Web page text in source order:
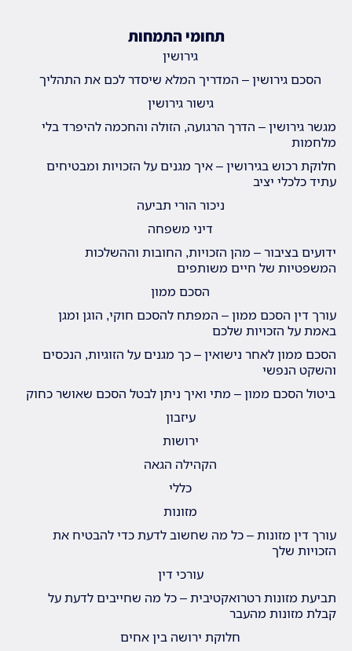
תחומי התמחות
גירושין
הסכם גירושין – המדריך המלא שיסדר לכם את התהליך
גישור גירושין
מגשר גירושין – הדרך הרגועה, הזולה והחכמה להיפרד בלי
מלחמות
חלוקת רכוש בגירושין – איך מגנים על הזכויות ומבטיחים
עתיד כלכלי יציב
ניכור הורי תביעה
דיני משפחה
ידועים בציבור – מהן הזכויות, החובות וההשלכות
המשפטיות של חיים משותפים
הסכם ממון
עורך דין הסכם ממון – המפתח להסכם חוקי, הוגן ומגן
באמת על הזכויות שלכם
הסכם ממון לאחר נישואין – כך מגנים על הזוגיות, הנכסים
והשקט הנפשי
ביטול הסכם ממון – מתי ואיך ניתן לבטל הסכם שאושר כחוק
עיזבון
ירושות
הקהילה הגאה
כללי
מזונות
עורך דין מזונות – כל מה שחשוב לדעת כדי להבטיח את
הזכויות שלך
עורכי דין
תביעת מזונות רטרואקטיבית – כל מה שחייבים לדעת על
קבלת מזונות מהעבר
חלוקת ירושה בין אחים